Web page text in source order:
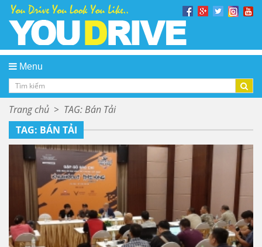
Menu
Trang chủ > TAG: Bán Tải
TAG: BÁN TẢI